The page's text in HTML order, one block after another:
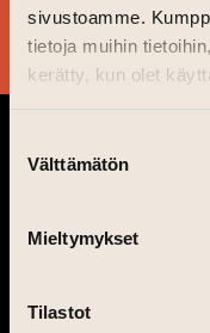
sivustoamme.
tietoja muihin
kerätty, kun olet
valinta
Välttämätön
Mieltymykset
Tilastot
info@taiteentalo.fi